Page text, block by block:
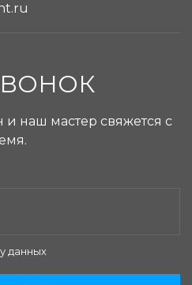
и наш мастер свяжется с
данных